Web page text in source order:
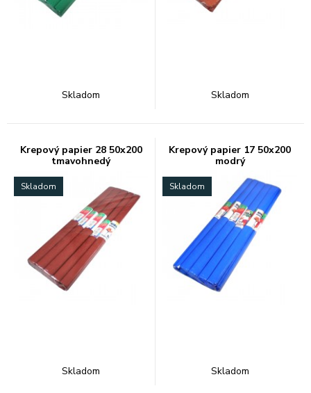
Skladom Skladom
Krepový papier 28 50x200
tmavohnedý
Skladom
Skladom
Krepový papier 17 50x200
modrý
Skladom
Skladom